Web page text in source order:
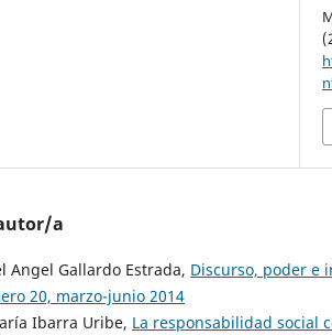
a
Angel Gallardo Estrada, Discurso, poder e
20, marzo-junio 2014
Ibarra Uribe, La responsabilidad social